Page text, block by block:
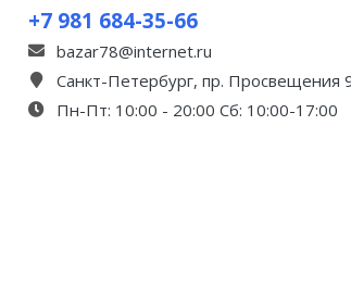
+7 981 684-35-66
bazar78@internet.ru
Санкт-Петербург, пр. Просвещения
Пн-Пт: 10:00 - 20:00 Сб: 10:00-17:00